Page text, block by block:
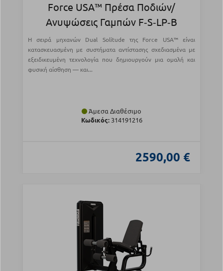
Force USA™ Πρέσα Ποδιών/
Ανυψώσεις Γαμπών F‑S‑LP‑B
Η σειρά μηχανών Dual Solitude της Force USA™ είναι
κατασκευασμένη με συστήματα αντίστασης σχεδιασμένα με
εξειδικευμένη τεχνολογία που δημιουργούν μια ομαλή και
φυσική αίσθηση — και...
Άμεσα Διαθέσιμο
Κωδικός:314191216
2590,00 €